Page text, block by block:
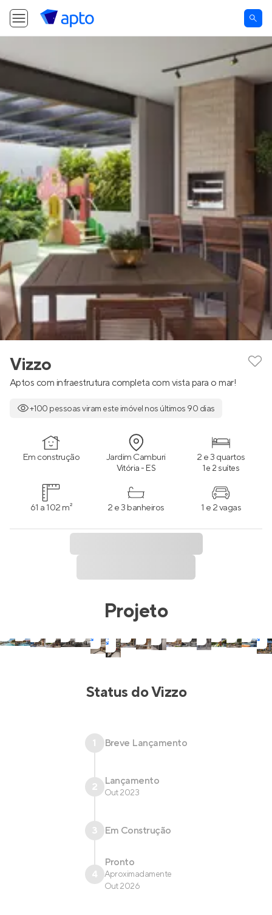
Vizzo
Aptos com infraestrutura completa com vista para o mar!
+100 pessoas viram este imóvel nos últimos 90 dias
Em construção Jardim Camburi
Vitória - ES
2 e 3 quartos
1 e 2 suítes
61 a 102 m² 2 e 3 banheiros 1 e 2 vagas
Projeto
Status doVizzo
1 Breve Lançamento
2 Lançamento
Out 2023
3 Em Construção
4
Pronto
Aproximadamente
Out 2026